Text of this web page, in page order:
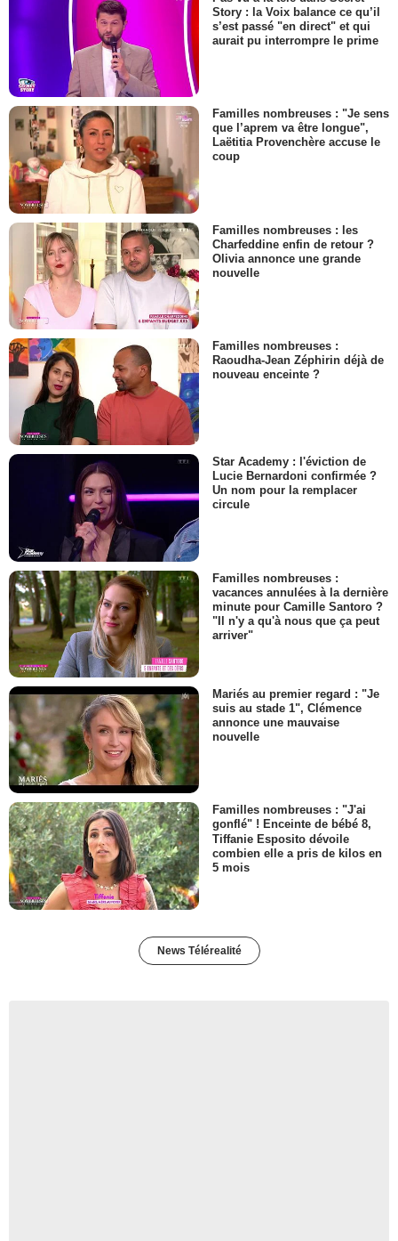
Story : la Voix balance ce qu’il
s’est passé "en direct" et qui
aurait pu interrompre le prime
Familles nombreuses : "Je sens
que l’aprem va être longue",
Laëtitia Provenchère accuse le
coup
Familles nombreuses : les
Charfeddine enfin de retour ?
Olivia annonce une grande
nouvelle
Familles nombreuses :
Raoudha-Jean Zéphirin déjà de
nouveau enceinte ?
Star Academy : l'éviction de
Lucie Bernardoni confirmée ?
Un nom pour la remplacer
circule
Familles nombreuses :
vacances annulées à la dernière
minute pour Camille Santoro ?
"Il n'y a qu'à nous que ça peut
arriver"
Mariés au premier regard : "Je
suis au stade 1", Clémence
annonce une mauvaise
nouvelle
Familles nombreuses : "J'ai
gonflé" ! Enceinte de bébé 8,
Tiffanie Esposito dévoile
combien elle a pris de kilos en
5 mois
News Télérealité